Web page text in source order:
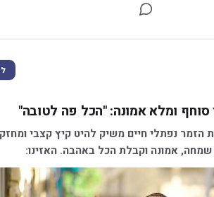
סוחף ומלא אמונה: "הכל פה לטובה"
הזמר נפתלי חיים משיק להיט קיץ קצבי
אמונה וקבלת הכל באהבה. האזינו: